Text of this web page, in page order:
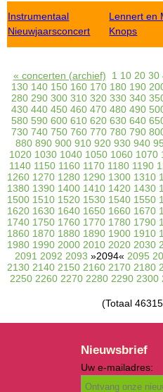
Instrumentaal
Nieuwjaarsconcert
Lennert en
Knops
« concerten (archief) 1 10 20 30
130 140 150 160 170 180 190
280 290 300 310 320 330 340
430 440 450 460 470 480 490
580 590 600 610 620 630 640
730 740 750 760 770 780 790
880 890 900 910 920 930 940
1020 1030 1040 1050 1060 1070
1140 1150 1160 1170 1180 1190
1260 1270 1280 1290 1300 1310
1380 1390 1400 1410 1420 1430
1500 1510 1520 1530 1540 1550
1620 1630 1640 1650 1660 1670
1740 1750 1760 1770 1780 1790
1860 1870 1880 1890 1900 1910
1980 1990 2000 2010 2020 2030
2091 2092 2093 »2094« 2095
2130 2140 2150 2160 2170 2180
2250 2260 2270 2280 2290 2300
(Totaal
Nieuwsbrief
Uw e-mailadres: